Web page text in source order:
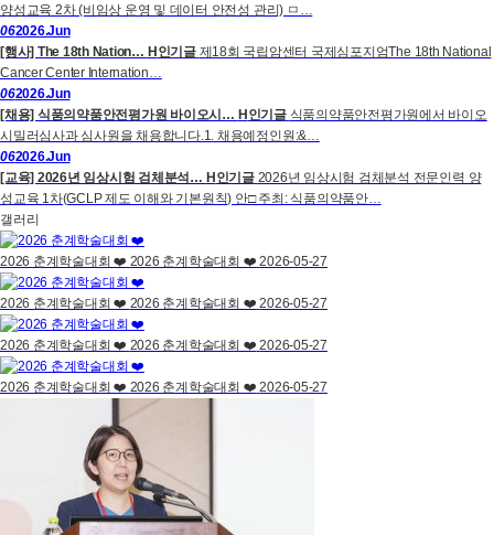
양성교육 2차 (비임상 운영 및 데이터 안전성 관리) ㅁ…
062026.Jun
[행사] The 18th Nation… H 인기글 제18회 국립암센터 국제심포지엄The 18th National
Cancer Center Internation…
062026.Jun
[채용] 식품의약품안전평가원 바이오시… H 인기글 식품의약품안전평가원에서 바이오
시밀러심사과 심사원을 채용합니다.1. 채용예정인원:&…
062026.Jun
[교육] 2026년 임상시험 검체분석… H 인기글 2026년 임상시험 검체분석 전문인력 양
성교육 1차(GCLP 제도 이해와 기본원칙) 안□ 주최: 식품의약품안…
갤러리
2026 춘계학술대회 ❤️ 2026 춘계학술대회 ❤️ 2026-05-27
2026 춘계학술대회 ❤️ 2026 춘계학술대회 ❤️ 2026-05-27
2026 춘계학술대회 ❤️ 2026 춘계학술대회 ❤️ 2026-05-27
2026 춘계학술대회 ❤️ 2026 춘계학술대회 ❤️ 2026-05-27